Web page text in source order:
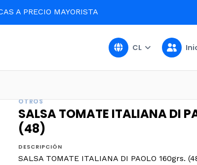
A PRECIO MAYORISTA
CL
OTROS
SALSA TOMATE ITALIANA DI
(48)
DESCRIPCIÓN
SALSA TOMATE ITALIANA DI PAOLO 160grs.